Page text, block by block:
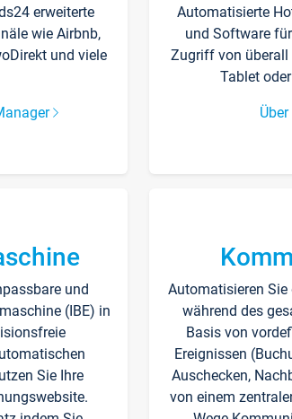
erweiterte
wie Airbnb,
und viele
Automatisierte
und Software
Zugriff von überall
Tablet
und
(IBE) in
Sie Ihre
Automatisieren
während des
Basis von
Ereignissen
Auschecken,
von einem